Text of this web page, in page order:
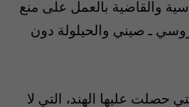
والقاضية بالعمل على منع
ـ صيني والحيلولة دون
حصلت عليها الهند، التي لا